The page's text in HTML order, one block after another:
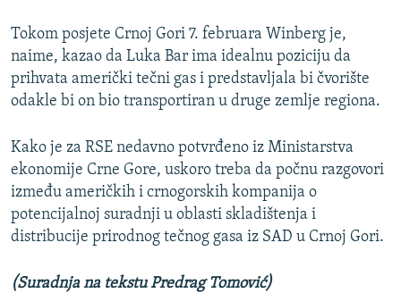
Tokom posjete Crnoj Gori 7. februara Winberg je,
naime, kazao da Luka Bar ima idealnu poziciju da
prihvata američki tečni gas i predstavljala bi čvorište
odakle bi on bio transportiran u druge zemlje regiona.
Kako je za RSE nedavno potvrđeno iz Ministarstva
ekonomije Crne Gore, uskoro treba da počnu razgovori
između američkih i crnogorskih kompanija o
potencijalnoj suradnji u oblasti skladištenja i
distribucije prirodnog tečnog gasa iz SAD u Crnoj Gori.
(Suradnja na tekstu Predrag Tomović)